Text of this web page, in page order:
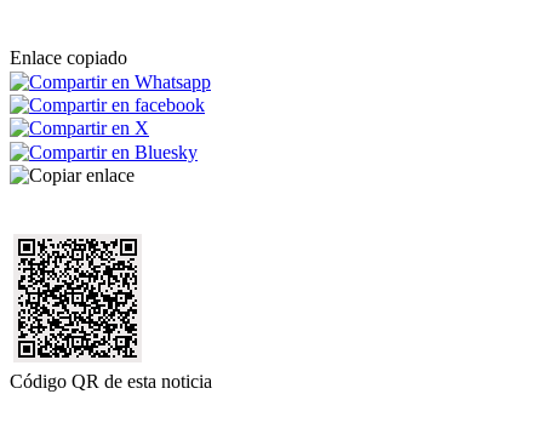
Enlace copiado
Código QR de esta noticia